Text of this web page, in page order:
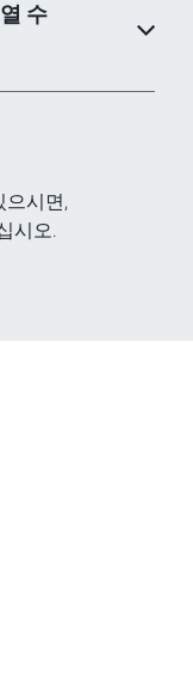
수
으시면,
시오.